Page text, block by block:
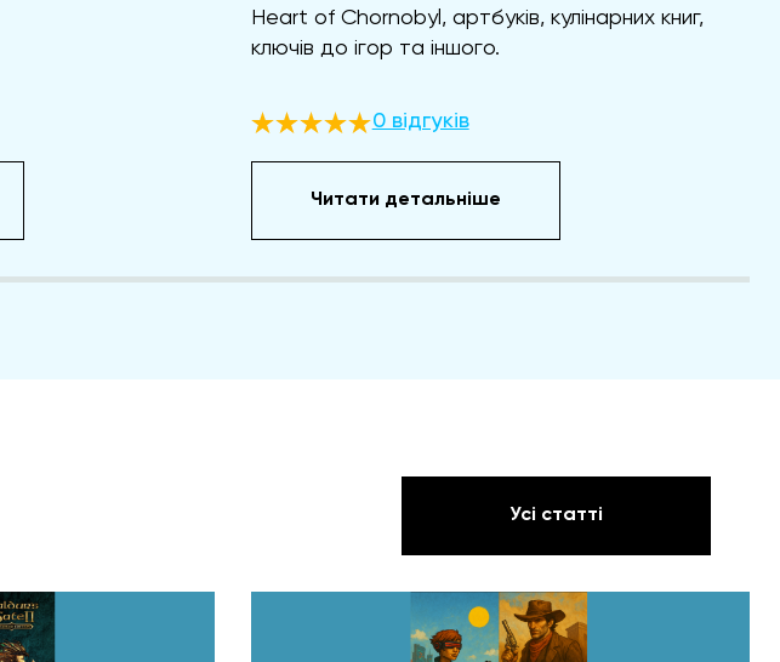
Heart of Chornobyl, артбуків, кулінарних книг,
ключів до ігор та іншого.
0 відгуків
Читати детальніше
Усі статті